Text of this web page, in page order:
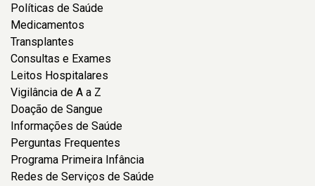
Políticas de Saúde
Medicamentos
Transplantes
Consultas e Exames
Leitos Hospitalares
Vigilância de A a Z
Doação de Sangue
Informações de Saúde
Perguntas Frequentes
Programa Primeira Infância
Redes de Serviços de Saúde